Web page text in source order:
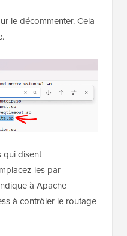
le décommenter. Cela
qui disent
les par
à Apache
à contrôler le routage